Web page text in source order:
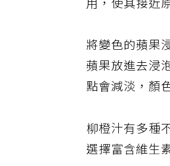
用，使其接近
將變色的蘋果
蘋果放進去浸
點會減淡，顏
柳橙汁有多種
選擇富含維生